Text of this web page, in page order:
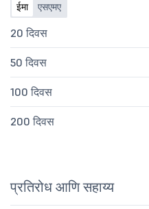
ईमा एसएमए
20 दिवस
50 दिवस
100 दिवस
200 दिवस
प्रतिरोध आणि सहाय्य